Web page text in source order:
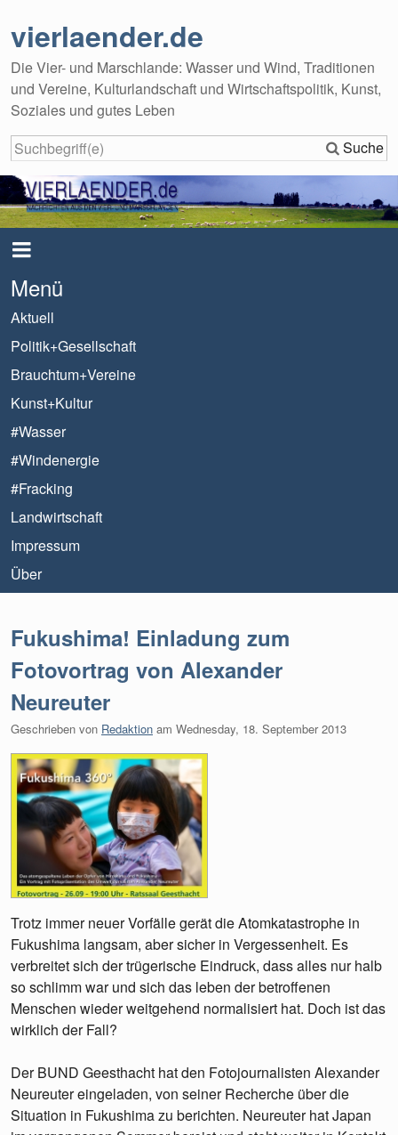
vierlaender.de
Die Vier- und Marschlande: Wasser und Wind, Traditionen
und Vereine, Kulturlandschaft und Wirtschaftspolitik, Kunst,
Soziales und gutes Leben
Suche
Menü
Aktuell
Politik+Gesellschaft
Brauchtum+Vereine
Kunst+Kultur
#Wasser
#Windenergie
#Fracking
Landwirtschaft
Impressum
Über
Fukushima! Einladung zum
Fotovortrag von Alexander
Neureuter
Geschrieben von Redaktion am Wednesday, 18. September 2013
Trotz immer neuer Vorfälle gerät die Atomkatastrophe in
Fukushima langsam, aber sicher in Vergessenheit. Es
verbreitet sich der trügerische Eindruck, dass alles nur halb
so schlimm war und sich das leben der betroffenen
Menschen wieder weitgehend normalisiert hat. Doch ist das
wirklich der Fall?
Der BUND Geesthacht hat den Fotojournalisten Alexander
Neureuter eingeladen, von seiner Recherche über die
Situation in Fukushima zu berichten. Neureuter hat Japan